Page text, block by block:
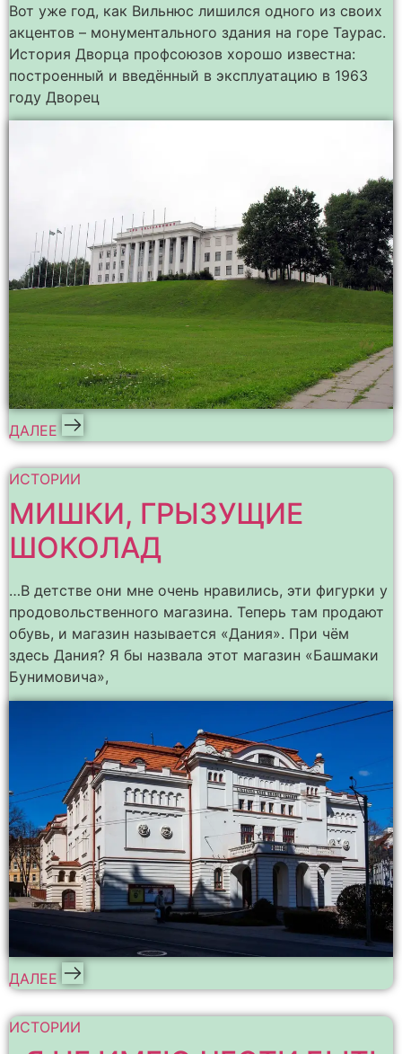
Вот уже год, как Вильнюс лишился одного из своих
акцентов – монументального здания на горе Таурас.
История Дворца профсоюзов хорошо известна:
построенный и введённый в эксплуатацию в 1963
году Дворец
ДАЛЕЕ
ИСТОРИИ
МИШКИ, ГРЫЗУЩИЕ
ШОКОЛАД
…В детстве они мне очень нравились, эти фигурки у
продовольственного магазина. Теперь там продают
обувь, и магазин называется «Дания». При чём
здесь Дания? Я бы назвала этот магазин «Башмаки
Бунимовича»,
ДАЛЕЕ
ИСТОРИИ